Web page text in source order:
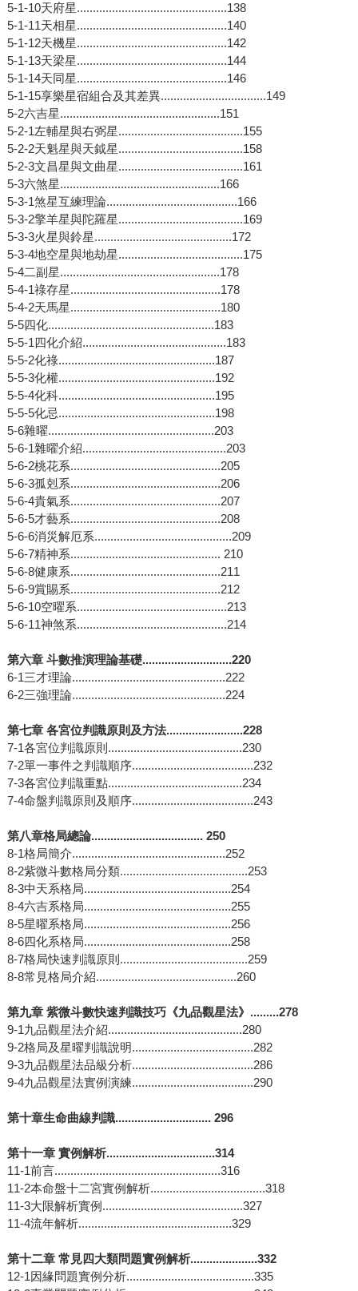
5-1-10天府星...............................................138
5-1-11天相星...............................................140
5-1-12天機星...............................................142
5-1-13天梁星...............................................144
5-1-14天同星...............................................146
5-1-15享樂星宿組合及其差異.................................149
5-2六吉星..................................................151
5-2-1左輔星與右弼星.......................................155
5-2-2天魁星與天鉞星.......................................158
5-2-3文昌星與文曲星.......................................161
5-3六煞星..................................................166
5-3-1煞星互練理論.........................................166
5-3-2擎羊星與陀羅星.......................................169
5-3-3火星與鈴星...........................................172
5-3-4地空星與地劫星.......................................175
5-4二副星..................................................178
5-4-1祿存星...............................................178
5-4-2天馬星...............................................180
5-5四化....................................................183
5-5-1四化介紹.............................................183
5-5-2化祿.................................................187
5-5-3化權.................................................192
5-5-4化科.................................................195
5-5-5化忌.................................................198
5-6雜曜....................................................203
5-6-1雜曜介紹.............................................203
5-6-2桃花系...............................................205
5-6-3孤剋系...............................................206
5-6-4貴氣系...............................................207
5-6-5才藝系...............................................208
5-6-6消災解厄系...........................................209
5-6-7精神系............................................... 210
5-6-8健康系...............................................211
5-6-9賞賜系...............................................212
5-6-10空曜系...............................................213
5-6-11神煞系...............................................214
第六章 斗數推演理論基礎............................220
6-1三才理論................................................222
6-2三強理論................................................224
第七章 各宮位判識原則及方法........................228
7-1各宮位判識原則..........................................230
7-2單一事件之判識順序......................................232
7-3各宮位判識重點..........................................234
7-4命盤判識原則及順序......................................243
第八章格局總論................................... 250
8-1格局簡介................................................252
8-2紫微斗數格局分類........................................253
8-3中天系格局..............................................254
8-4六吉系格局..............................................255
8-5星曜系格局..............................................256
8-6四化系格局..............................................258
8-7格局快速判識原則........................................259
8-8常見格局介紹............................................260
第九章 紫微斗數快速判識技巧《九品觀星法》.........278
9-1九品觀星法介紹..........................................280
9-2格局及星曜判識說明......................................282
9-3九品觀星法品級分析......................................286
9-4九品觀星法實例演練......................................290
第十章生命曲線判識.............................. 296
第十一章 實例解析..................................314
11-1前言....................................................316
11-2本命盤十二宮實例解析....................................318
11-3大限解析實例............................................327
11-4流年解析................................................329
第十二章 常見四大類問題實例解析.....................332
12-1因緣問題實例分析........................................335